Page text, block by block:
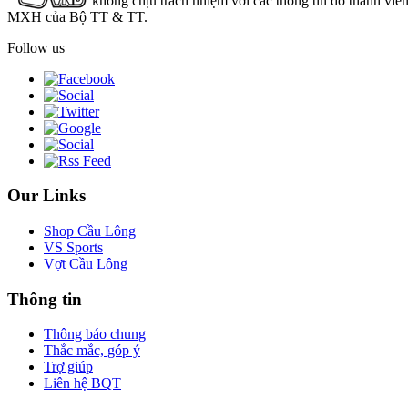
MXH của Bộ TT & TT.
Follow us
Our Links
Shop Cầu Lông
VS Sports
Vợt Cầu Lông
Thông tin
Thông báo chung
Thắc mắc, góp ý
Trợ giúp
Liên hệ BQT